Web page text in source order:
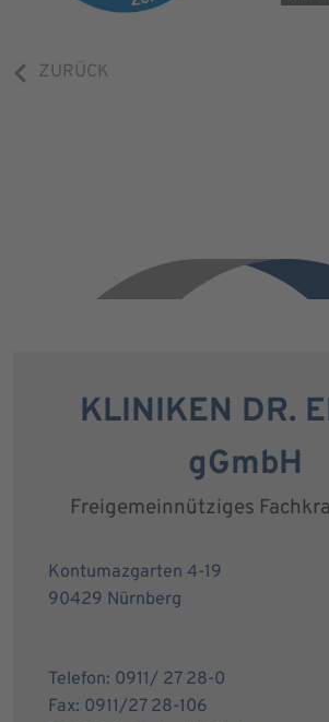
ZURÜCK
KLINIKEN DR.
gGmbH
Freigemeinnütziges
Kontumazgarten 4-19
90429 Nürnberg
Telefon: 0911/ 27 28-0
Fax: 0911/27 28-106